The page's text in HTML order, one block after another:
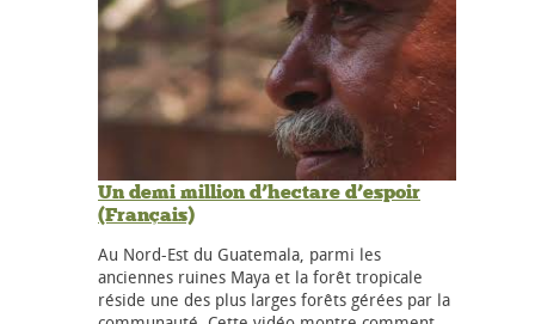
Un demi million d’hectare d’espoir
(Français)
Au Nord-Est du Guatemala, parmi les
anciennes ruines Maya et la forêt tropicale
réside une des plus larges forêts gérées par la